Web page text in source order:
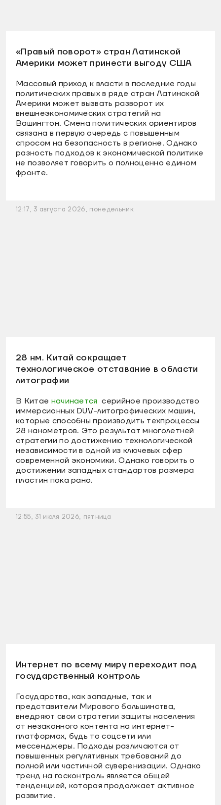
«Правый поворот» стран Латинской
Америки может принести выгоду США
Массовый приход к власти в последние годы
политических правых в ряде стран Латинской
Америки может вызвать разворот их
внешнеэкономических стратегий на
Вашингтон. Смена политических ориентиров
связана в первую очередь с повышенным
спросом на безопасность в регионе. Однако
разность подходов к экономической политике
не позволяет говорить о полноценно едином
фронте.
12:17, 3 августа 2026, понедельник
28 нм. Китай сокращает
технологическое отставание в области
литографии
В Китае начинается серийное производство
иммерсионных DUV-литографических машин,
которые способны производить техпроцессы
28 нанометров. Это результат многолетней
стратегии по достижению технологической
независимости в одной из ключевых сфер
современной экономики. Однако говорить о
достижении западных стандартов размера
пластин пока рано.
12:55, 31 июля 2026, пятница
Интернет по всему миру переходит под
государственный контроль
Государства, как западные, так и
представители Мирового большинства,
внедряют свои стратегии защиты населения
от незаконного контента на интернет-
платформах, будь то соцсети или
мессенджеры. Подходы различаются от
повышенных регулятивных требований до
полной или частичной суверенизации. Однако
тренд на госконтроль является общей
тенденцией, которая продолжает активное
развитие.